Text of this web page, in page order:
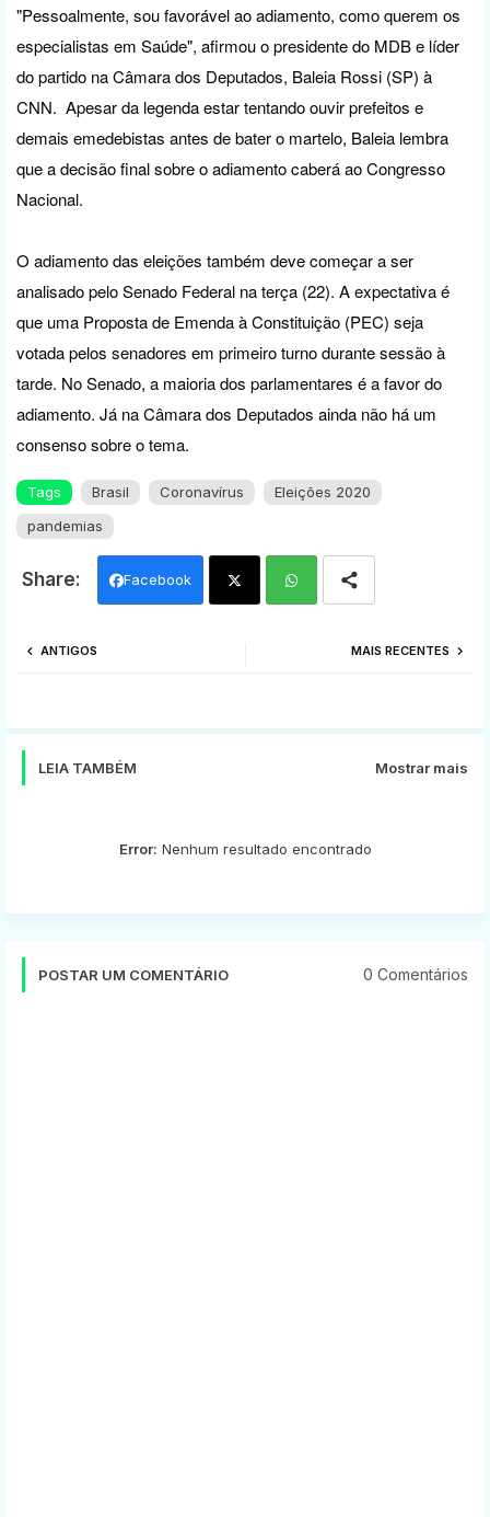
"Pessoalmente, sou favorável ao adiamento, como querem os
especialistas em Saúde", afirmou o presidente do MDB e líder
do partido na Câmara dos Deputados, Baleia Rossi (SP) à
CNN. Apesar da legenda estar tentando ouvir prefeitos e
demais emedebistas antes de bater o martelo, Baleia lembra
que a decisão final sobre o adiamento caberá ao Congresso
Nacional.
O adiamento das eleições também deve começar a ser
analisado pelo Senado Federal na terça (22). A expectativa é
que uma Proposta de Emenda à Constituição (PEC) seja
votada pelos senadores em primeiro turno durante sessão à
tarde. No Senado, a maioria dos parlamentares é a favor do
adiamento. Já na Câmara dos Deputados ainda não há um
consenso sobre o tema.
Tags Brasil Coronavírus
Eleições 2020
pandemias
Facebook
MAIS RECENTES
ANTIGOS
LEIA TAMBÉM Mostrar mais
Error: Nenhum resultado encontrado
POSTAR UM COMENTÁRIO 0 Comentários